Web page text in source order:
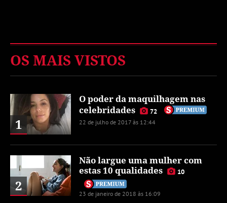
OS MAIS VISTOS
1
O poder da maquilhagem nas
celebridades
72
22 de julho de 2017 às 12:44
2
Não largue uma mulher com
estas 10 qualidades
10
23 de janeiro de 2018 às 16:09